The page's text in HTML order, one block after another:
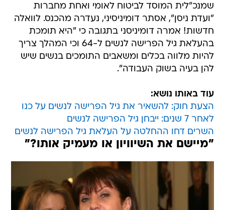
שמנכ"לית המוסד לביטוח לאומי ואחת מחברות
"ועדת ניסן", אסתר דומיניסיני, נעדרה מהכנס. לוואלה
חדשות! אמרה דומיניסני בתגובה כי "היא תומכת
בהעלאת גיל הפרישה לנשים ל-64 וכי המהלך צריך
להיות מלווה בכלים ומשאבים התומכים בנשים שיש
להן בעיה בשוק העבודה".
עוד באותו נושא:
הצעת חוק: להשאיר את גיל הפרישה לנשים על כנו
לאחר 7 שנים: ייבחן גיל הפרישה לנשים
השרים דחו ההחלטה על העלאת גיל הפרישה לנשים
"מיישם את השיוויון או מעמיק אותו?"